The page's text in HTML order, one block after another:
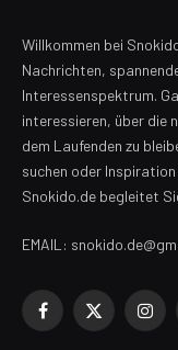
Willkommen bei
Nachrichten,
Interessenspektrum.
interessieren, über die
dem Laufenden zu
suchen oder Inspiration
Snokido.de begleitet
EMAIL:
Facebook
X